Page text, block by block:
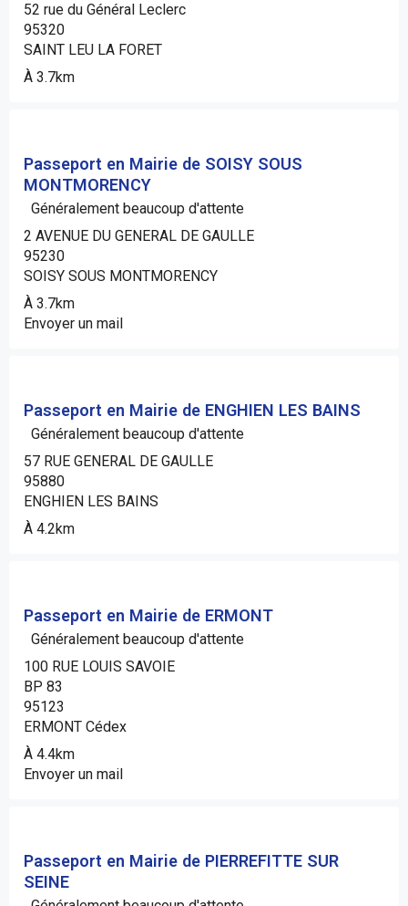
52 rue du Général Leclerc
95320
SAINT LEU LA FORET
À 3.7km
Passeport en Mairie de SOISY SOUS
MONTMORENCY
Généralement beaucoup d'attente
2 AVENUE DU GENERAL DE GAULLE
95230
SOISY SOUS MONTMORENCY
À 3.7km
Envoyer un mail
Passeport en Mairie de ENGHIEN LES BAINS
Généralement beaucoup d'attente
57 RUE GENERAL DE GAULLE
95880
ENGHIEN LES BAINS
À 4.2km
Passeport en Mairie de ERMONT
Généralement beaucoup d'attente
100 RUE LOUIS SAVOIE
BP 83
95123
ERMONT Cédex
À 4.4km
Envoyer un mail
Passeport en Mairie de PIERREFITTE SUR
SEINE